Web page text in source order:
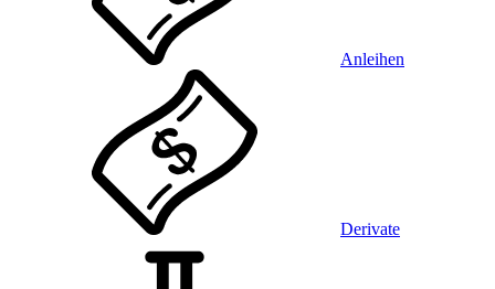
Anleihen
Derivate